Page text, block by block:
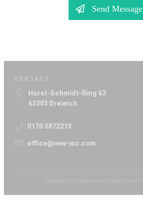
Send Message
CONTACT
Horst-Schmidt-Ring 63
63303 Dreieich
0170 3872213
office@new-mc.com